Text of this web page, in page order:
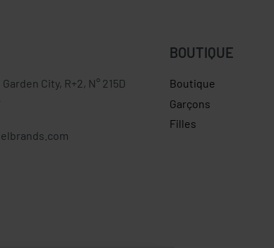
City, R+2, N° 215D
BOUTIQUE
Boutique
Garçons
Filles